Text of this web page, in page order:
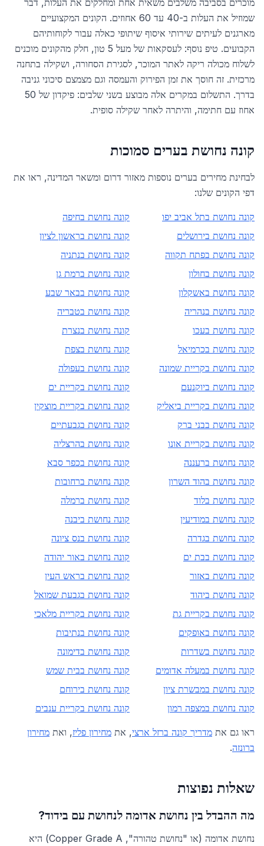
מוכרים בסביבה משלבים משאית אחת ומחלקים את העלות, דבר
שמוזיל את העלות ב-40 עד 60 אחוזים. הקונים המקצועיים
מארגנים לעיתים שירותי איסוף שיתופי כאלה עבור לקוחותיהם
הקבועים. טיפ נוסף: לעסקאות של מעל 5 טון, חלק מהקונים מוכנים
לשלוח מכולה ריקה לאתר המוכר, לסגירת הסחורה, ושקילה בתחנה
מרכזית. זה חוסך את זמן הפירוק והעמסה וגם מצמצם סיכוני גניבה
בדרך. התשלום במקרים אלה מבוצע בשני שלבים: פיקדון של 50
אחוז עם חתימה, והיתרה לאחר שקילה סופית.
קונה נחושת בערים סמוכות
לבחינת מחירים בערים נוספות מאזור דרום ומשאר המדינה, ראו את
דפי הקונים שלנו:
קונה נחושת בתל אביב יפו קונה נחושת בחיפה
קונה נחושת בירושלים קונה נחושת בראשון לציון
קונה נחושת בפתח תקווה קונה נחושת בנתניה
קונה נחושת בחולון קונה נחושת ברמת גן
קונה נחושת באשקלון קונה נחושת בבאר שבע
קונה נחושת בנהריה קונה נחושת בטבריה
קונה נחושת בעכו קונה נחושת בנצרת
קונה נחושת בכרמיאל קונה נחושת בצפת
קונה נחושת בקריית שמונה קונה נחושת בעפולה
קונה נחושת ביוקנעם קונה נחושת בקריית ים
קונה נחושת בקריית ביאליק קונה נחושת בקריית מוצקין
קונה נחושת בבני ברק קונה נחושת בגבעתיים
קונה נחושת בקריית אונו קונה נחושת בהרצליה
קונה נחושת ברעננה קונה נחושת בכפר סבא
קונה נחושת בהוד השרון קונה נחושת ברחובות
קונה נחושת בלוד קונה נחושת ברמלה
קונה נחושת במודיעין קונה נחושת ביבנה
קונה נחושת בגדרה קונה נחושת בנס ציונה
קונה נחושת בבת ים קונה נחושת באור יהודה
קונה נחושת באזור קונה נחושת בראש העין
קונה נחושת ביהוד קונה נחושת בגבעת שמואל
קונה נחושת בקריית גת קונה נחושת בקריית מלאכי
קונה נחושת באופקים קונה נחושת בנתיבות
קונה נחושת בשדרות קונה נחושת בדימונה
קונה נחושת במעלה אדומים קונה נחושת בבית שמש
קונה נחושת במבשרת ציון קונה נחושת בירוחם
קונה נחושת במצפה רמון קונה נחושת בקריית ענבים
ראו גם את מדריך קונה ברזל ארצי, את מחירון פליז, ואת מחירון
ברונזה.
שאלות נפוצות
מה ההבדל בין נחושת אדומה לנחושת עם בידוד?
נחושת אדומה (או "נחושת טהורה", Copper Grade A) היא